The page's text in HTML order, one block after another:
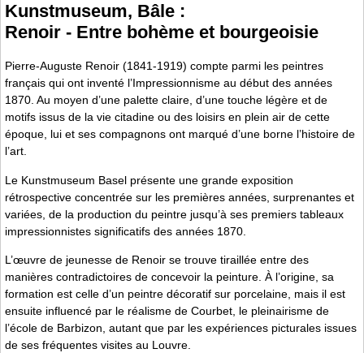
Kunstmuseum, Bâle :
Renoir - Entre bohème et bourgeoisie
Pierre-Auguste Renoir (1841-1919) compte parmi les peintres
français qui ont inventé l’Impressionnisme au début des années
1870. Au moyen d’une palette claire, d’une touche légère et de
motifs issus de la vie citadine ou des loisirs en plein air de cette
époque, lui et ses compagnons ont marqué d’une borne l’histoire de
l’art.
Le Kunstmuseum Basel présente une grande exposition
rétrospective concentrée sur les premières années, surprenantes et
variées, de la production du peintre jusqu’à ses premiers tableaux
impressionnistes significatifs des années 1870.
L’œuvre de jeunesse de Renoir se trouve tiraillée entre des
manières contradictoires de concevoir la peinture. À l’origine, sa
formation est celle d’un peintre décoratif sur porcelaine, mais il est
ensuite influencé par le réalisme de Courbet, le pleinairisme de
l’école de Barbizon, autant que par les expériences picturales issues
de ses fréquentes visites au Louvre.